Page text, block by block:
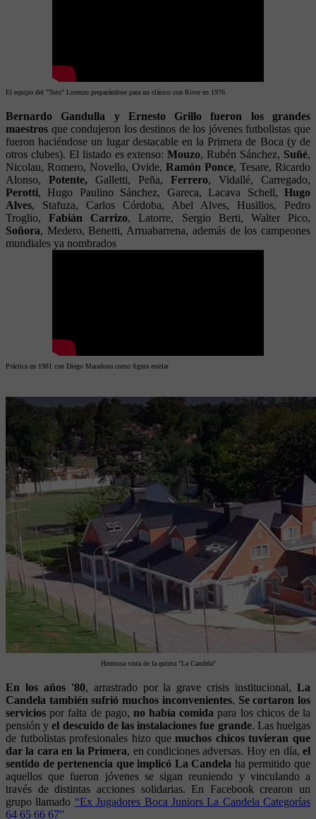
El equipo del "Toto" Lorenzo preparándose para un clásico con River en 1976
Bernardo Gandulla y Ernesto Grillo fueron los grandes
maestros que condujeron los destinos de los jóvenes futbolistas que
fueron haciéndose un lugar destacable en la Primera de Boca (y de
otros clubes). El listado es extenso:Mouzo, Rubén Sánchez, Suñé,
Nicolau, Romero, Novello, Ovide, Ramón Ponce, Tesare, Ricardo
Alonso, Potente, Galletti, Peña, Ferrero, Vidallé, Carregado,
Perotti, Hugo Paulino Sánchez, Gareca, Lacava Schell, Hugo
Alves, Stafuza, Carlos Córdoba, Abel Alves, Husillos, Pedro
Troglio,Fabián Carrizo, Latorre, Sergio Berti, Walter Pico,
Soñora, Medero, Benetti, Arruabarrena, además de los campeones
mundiales ya nombrados
Práctica en 1981 con Diego Maradona como figura estelar
Hermosa vista de la quinta "La Candela"
En los años '80, arrastrado por la grave crisis institucional,La
Candela también sufrió muchos inconvenientes. Se cortaron los
servicios por falta de pago, no había comida para los chicos de la
pensión yel descuido de las instalaciones fue grande. Las huelgas
de futbolistas profesionales hizo quemuchos chicos tuvieran que
dar la cara en la Primera, en condiciones adversas. Hoy en día,el
sentido de pertenencia que implicó La Candela ha permitido que
aquellos que fueron jóvenes se sigan reuniendo y vinculando a
través de distintas acciones solidarias. En Facebook crearon un
grupo llamado “Ex Jugadores Boca Juniors La Candela Categorías
64 65 66 67”